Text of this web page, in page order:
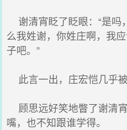
谢清宵眨了眨眼：“是吗
么我姓谢，你姓庄啊，我
子吧。”
此言一出，庄宏恺几乎被
顾思远好笑地瞥了谢清
嘴，也不知跟谁学得。